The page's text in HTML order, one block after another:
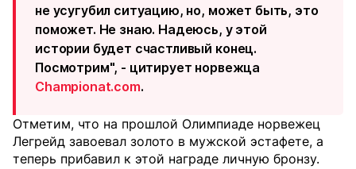
не усугубил ситуацию, но, может быть, это
поможет. Не знаю. Надеюсь, у этой
истории будет счастливый конец.
Посмотрим", - цитирует норвежца
Championat.com.
Отметим, что на прошлой Олимпиаде норвежец
Легрейд завоевал золото в мужской эстафете, а
теперь прибавил к этой награде личную бронзу.